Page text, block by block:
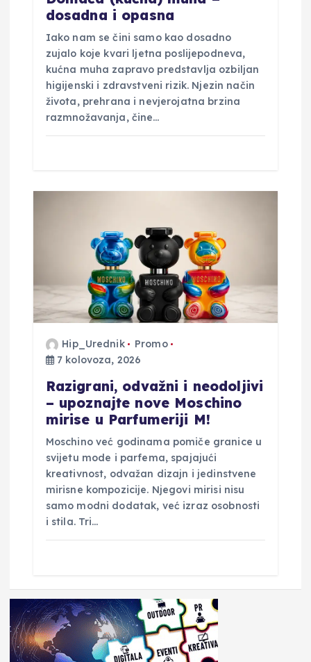
dosadna i opasna
Iako nam se čini samo kao dosadno
zujalo koje kvari ljetna poslijepodneva,
kućna muha zapravo predstavlja ozbiljan
higijenski i zdravstveni rizik. Njezin način
života, prehrana i nevjerojatna brzina
razmnožavanja, čine…
Hip_Urednik
Promo
7 kolovoza, 2026
Razigrani, odvažni i neodoljivi
– upoznajte nove Moschino
mirise u Parfumeriji M!
Moschino već godinama pomiče granice u
svijetu mode i parfema, spajajući
kreativnost, odvažan dizajn i jedinstvene
mirisne kompozicije. Njegovi mirisi nisu
samo modni dodatak, već izraz osobnosti
i stila. Tri…